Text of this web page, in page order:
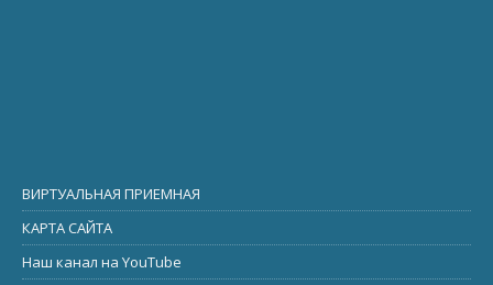
ВИРТУАЛЬНАЯ ПРИЕМНАЯ
КАРТА САЙТА
Наш канал на YouTube